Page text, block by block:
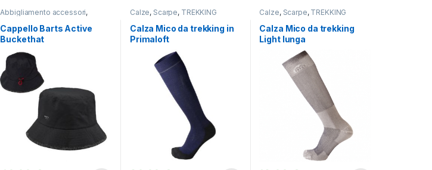
Abbigliamento accessori,
Cappello Barts Active
Buckethat
Calze, Scarpe, TREKKING
Calza Mico da trekking in
Primaloft
Calze, Scarpe, TREKKING
Calza Mico da trekking
Light lunga